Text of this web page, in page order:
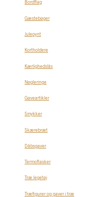
Bordflag
Gæstebøger
Julepynt
Kortholdere
Kærlighedslås
Nøgleringe
Gaveartikler
Smykker
Skærebræt
Dåbsgaver
Termoflasker
Træ legetøj
Træfigurer og gaver i træ